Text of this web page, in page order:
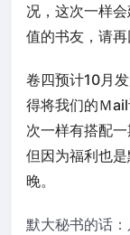
况，这次一样
值的书友，请再
卷四预计10月
得将我们的Ｍail
次一样有搭配
但因为福利也
晚。
默大秘书的话